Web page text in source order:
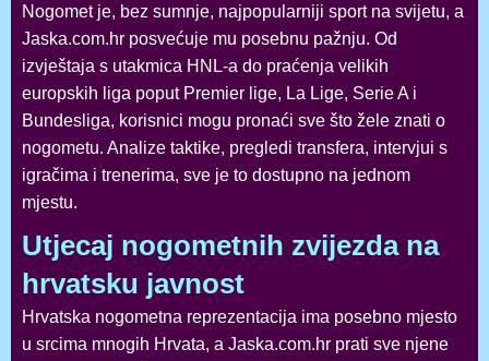
Nogomet je, bez sumnje, najpopularniji sport na svijetu, a
Jaska.com.hr posvećuje mu posebnu pažnju. Od
izvještaja s utakmica HNL-a do praćenja velikih
europskih liga poput Premier lige, La Lige, Serie A i
Bundesliga, korisnici mogu pronaći sve što žele znati o
nogometu. Analize taktike, pregledi transfera, intervjui s
igračima i trenerima, sve je to dostupno na jednom
mjestu.
Utjecaj nogometnih zvijezda na
hrvatsku javnost
Hrvatska nogometna reprezentacija ima posebno mjesto
u srcima mnogih Hrvata, a Jaska.com.hr prati sve njene